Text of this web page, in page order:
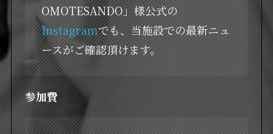
OMOTESANDO」様公式の
Instagramでも、当施設での最新ニュ
ースがご確認頂けます。
参加費